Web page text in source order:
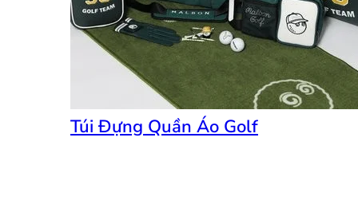
Túi Đựng Quần Áo Golf